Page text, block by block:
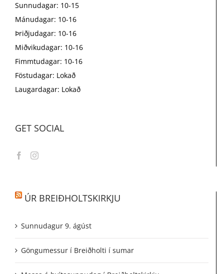
Sunnudagar: 10-15
Mánudagar: 10-16
Þriðjudagar: 10-16
Miðvikudagar: 10-16
Fimmtudagar: 10-16
Föstudagar: Lokað
Laugardagar: Lokað
GET SOCIAL
ÚR BREIÐHOLTSKIRKJU
Sunnudagur 9. ágúst
Göngumessur í Breiðholti í sumar